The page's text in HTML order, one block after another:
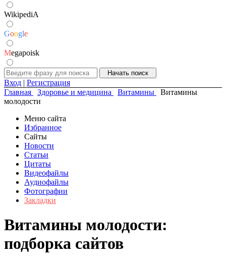
WikipediA
Google
Megapoisk
Вход | Регистрация
Главная
Здоровье и медицина Витамины
Витамины
молодости
Меню сайта
Избранное
Сайты
Новости
Статьи
Цитаты
Видеофайлы
Аудиофайлы
Фотографии
Закладки
Витамины молодости:
подборка сайтов